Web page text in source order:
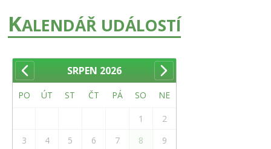
KALENDÁŘ UDÁLOSTÍ
SRPEN 2026
PO ÚT ST ČT PÁ SO NE
1
2
3
4 5 6 7 8 9